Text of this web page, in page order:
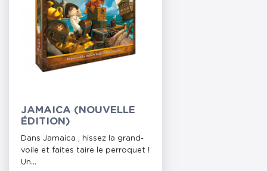
JAMAICA (NOUVELLE
ÉDITION)
Dans Jamaica , hissez la grand-
voile et faites taire le perroquet !
Un...